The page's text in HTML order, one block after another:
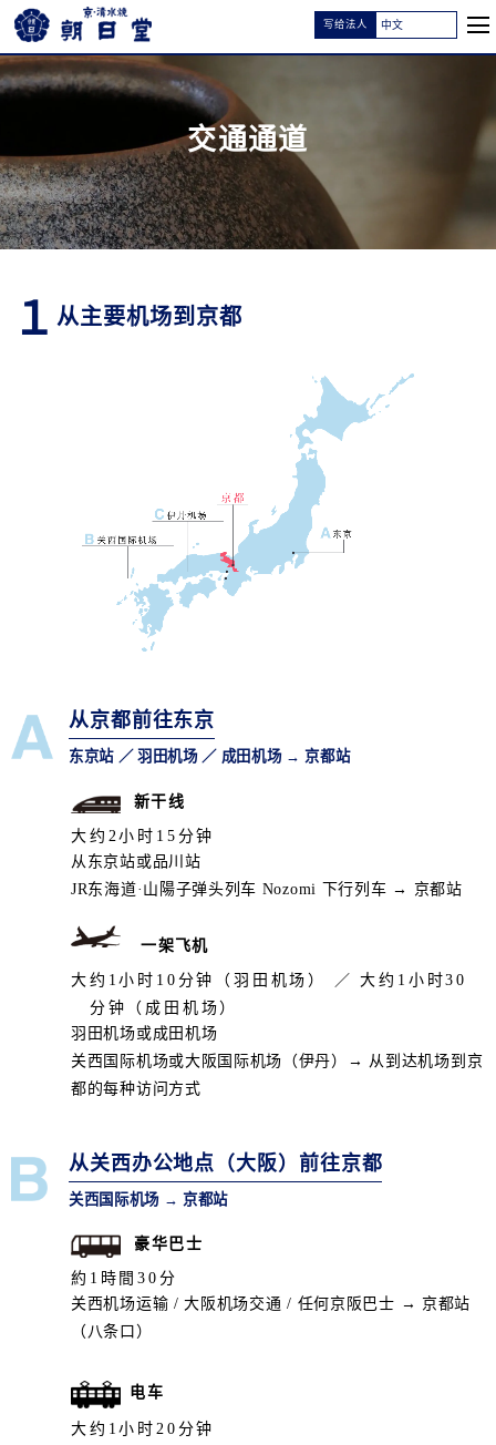
写给法人
交通通道
１从主要机场到京都
从京都前往东京
东京站 ／ 羽田机场 ／ 成田机场 → 京都站
新干线
大约2小时15分钟
从东京站或品川站
JR东海道·山陽子弹头列车 Nozomi 下行列车 → 京都站
一架飞机
大约1小时10分钟（羽田机场） ／ 大约1小时30
分钟（成田机场）
羽田机场或成田机场
关西国际机场或大阪国际机场（伊丹）→ 从到达机场到京
都的每种访问方式
从关西办公地点（大阪）前往京都
关西国际机场 → 京都站
豪华巴士
約1時間30分
关西机场运输 / 大阪机场交通 / 任何京阪巴士 → 京都站
（八条口）
电车
大约1小时20分钟